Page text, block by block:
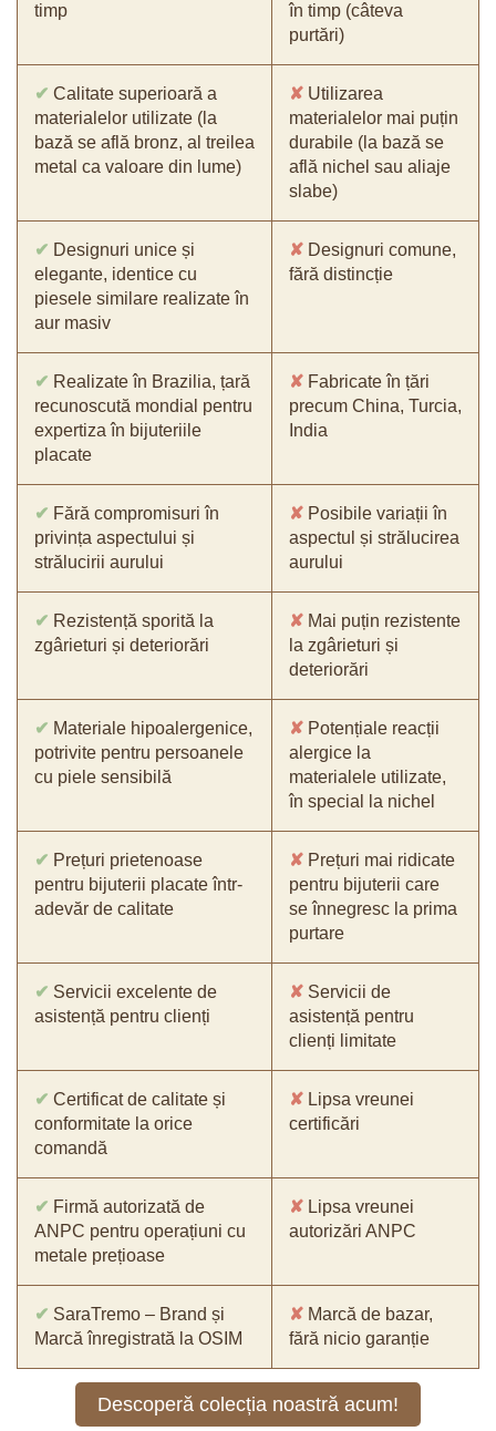
timp
în timp (câteva
purtări)
✔ Calitate superioară a
materialelor utilizate (la
bază se află bronz, al treilea
metal ca valoare din lume)
✘ Utilizarea
materialelor mai puțin
durabile (la bază se
află nichel sau aliaje
slabe)
✔ Designuri unice și
elegante, identice cu
piesele similare realizate în
aur masiv
✘ Designuri comune,
fără distincție
✔ Realizate în Brazilia, țară
recunoscută mondial pentru
expertiza în bijuteriile
placate
✘ Fabricate în țări
precum China, Turcia,
India
✔ Fără compromisuri în
privința aspectului și
strălucirii aurului
✘ Posibile variații în
aspectul și strălucirea
aurului
✔ Rezistență sporită la
zgârieturi și deteriorări
✘ Mai puțin rezistente
la zgârieturi și
deteriorări
✔ Materiale hipoalergenice,
potrivite pentru persoanele
cu piele sensibilă
✘ Potențiale reacții
alergice la
materialele utilizate,
în special la nichel
✔ Prețuri prietenoase
pentru bijuterii placate într-
adevăr de calitate
✘ Prețuri mai ridicate
pentru bijuterii care
se înnegresc la prima
purtare
✔ Servicii excelente de
asistență pentru clienți
✘ Servicii de
asistență pentru
clienți limitate
✔ Certificat de calitate și
conformitate la orice
comandă
✘ Lipsa vreunei
certificări
✔ Firmă autorizată de
ANPC pentru operațiuni cu
metale prețioase
✘ Lipsa vreunei
autorizări ANPC
✔ SaraTremo – Brand și
Marcă înregistrată la OSIM
✘ Marcă de bazar,
fără nicio garanție
Descoperă colecția noastră acum!